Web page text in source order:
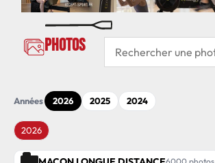
Photos
Années 2026 2025 2024
2026